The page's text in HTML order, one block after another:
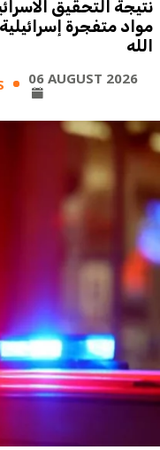
نتيجة التحقيق
مواد متفجرة
الله
06 AUGUST 2026